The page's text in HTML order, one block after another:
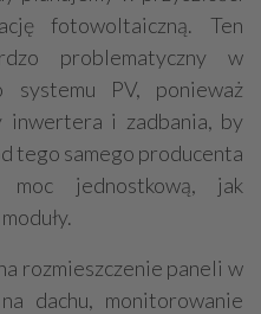
fotowoltaiczną. Ten
problematyczny w
systemu PV, ponieważ
inwertera i zadbania, by
tego samego producenta
jednostkową, jak
rozmieszczenie paneli w
dachu, monitorowanie